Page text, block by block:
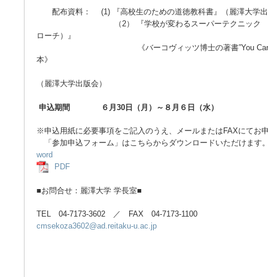
配布資料： (1) 『高校生のための道徳教科書』（麗澤大学出
（2） 『学校が変わるスーパーテクニック （アメ
ローチ）』
《バーコヴィッツ博士の著書”You Can’t
本》
（麗澤大学出版会）
申込期間 ６月30日（月）～８月６日（水）
※申込用紙に必要事項をご記入のうえ、メールまたはFAXにてお
「参加申込フォーム」はこちらからダウンロードいただけます
word
PDF
■お問合せ：麗澤大学 学長室■
TEL 04-7173-3602 ／ FAX 04-7173-1100
cmsekoza3602@ad.reitaku-u.ac.jp